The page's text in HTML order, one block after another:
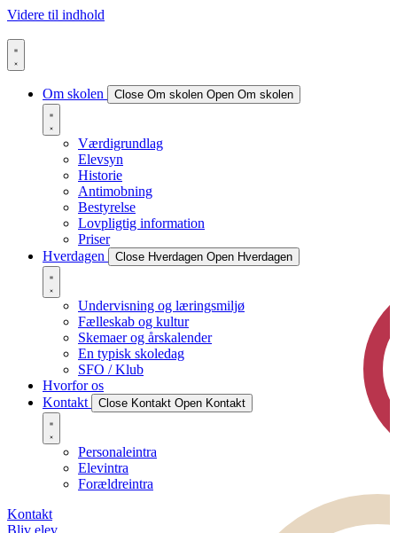
Videre til indhold
Om skolen Close Om skolen Open Om skolen
Værdigrundlag
Elevsyn
Historie
Antimobning
Bestyrelse
Lovpligtig information
Priser
Hverdagen
Close Hverdagen Open Hverdagen
Undervisning og læringsmiljø
Fælleskab og kultur
Skemaer og årskalender
En typisk skoledag
SFO / Klub
Hvorfor os
Kontakt
Close Kontakt Open Kontakt
Personaleintra
Elevintra
Forældreintra
Kontakt
Bliv elev